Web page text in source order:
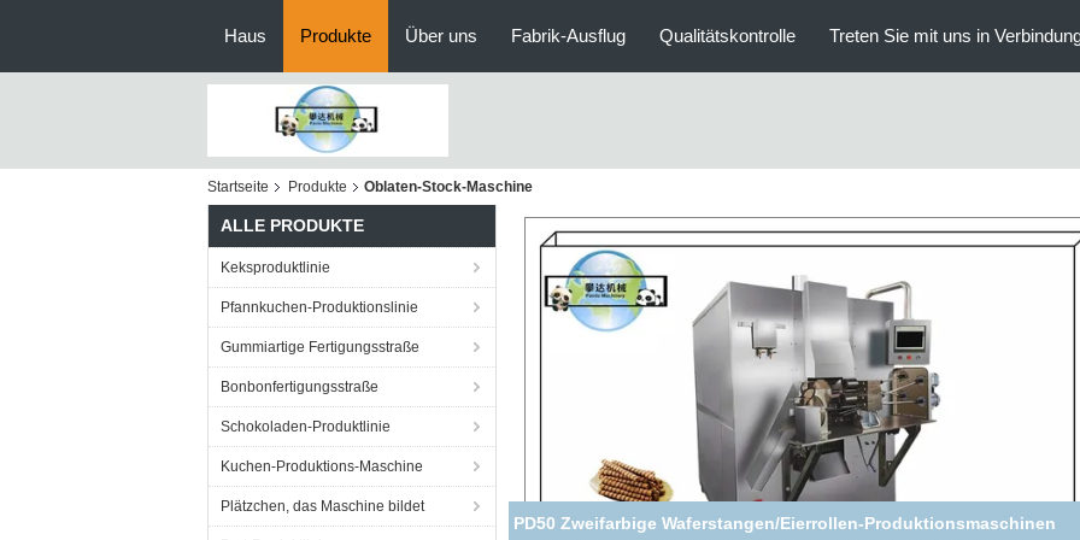
Haus Produkte Über uns Fabrik-Ausflug Qualitätskontrolle Treten Sie mit uns in
Startseite Produkte Oblaten-Stock-Maschine
ALLE PRODUKTE
Keksproduktlinie
Pfannkuchen-Produktionslinie
Gummiartige Fertigungsstraße
Bonbonfertigungsstraße
Schokoladen-Produktlinie
Kuchen-Produktions-Maschine
Plätzchen, das Maschine bildet
Maschine zur Herstellung von Crispy Egg Roll / Wafer Stick,